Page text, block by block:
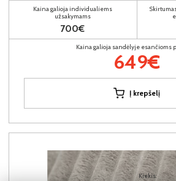
Kiekis:
Kaina galioja individualiems
užsakymams
700€
Kaina galioja sandėlyje esančioms
649€
Į krepšelį